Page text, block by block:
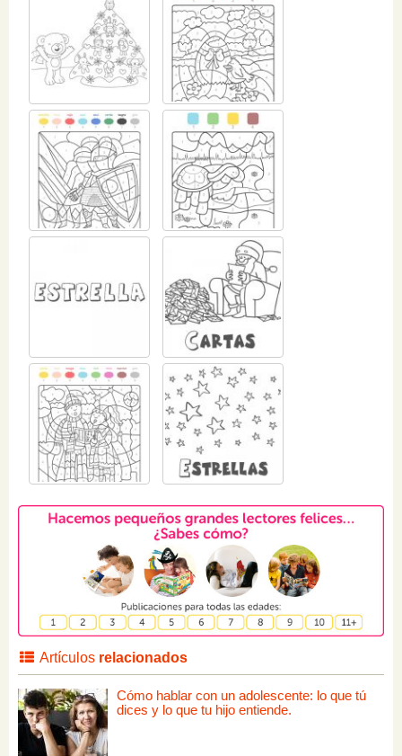
Artículos relacionados
Cómo hablar con un adolescente: lo que tú
dices y lo que tu hijo entiende.